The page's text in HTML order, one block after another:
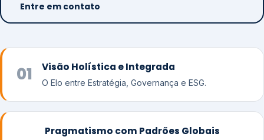
Entre em contato
01 Visão Holística e Integrada
O Elo entre Estratégia, Governança e ESG.
Pragmatismo com Padrões Globais